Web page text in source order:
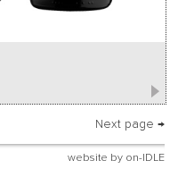
Next page →
website by on-IDLE